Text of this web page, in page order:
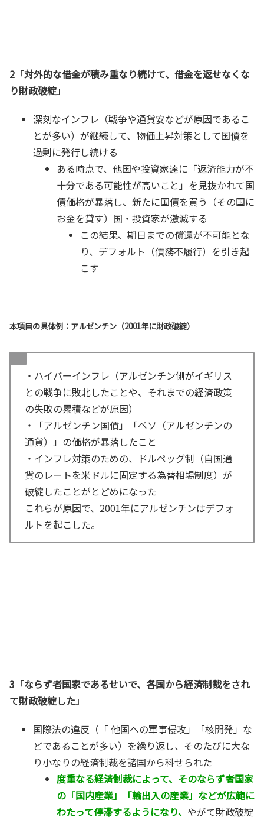
2「対外的な借金が積み重なり続けて、借金を返せなくな
り財政破綻」
深刻なインフレ（戦争や通貨安などが原因であるこ
とが多い）が継続して、物価上昇対策として国債を
過剰に発行し続ける
ある時点で、他国や投資家達に「返済能力が不
十分である可能性が高いこと」を見抜かれて国
債価格が暴落し、新たに国債を買う（その国に
お金を貸す）国・投資家が激減する
この結果、期日までの償還が不可能とな
り、デフォルト（債務不履行）を引き起
こす
本項目の具体例：アルゼンチン（2001年に財政破綻）
・ハイパーインフレ（アルゼンチン側がイギリス
との戦争に敗北したことや、それまでの経済政策
の失敗の累積などが原因）
・「アルゼンチン国債」「ペソ（アルゼンチンの
通貨）」の価格が暴落したこと
・インフレ対策のための、ドルペッグ制（自国通
貨のレートを米ドルに固定する為替相場制度）が
破綻したことがとどめになった
これらが原因で、2001年にアルゼンチンはデフォ
ルトを起こした。
3「ならず者国家であるせいで、各国から経済制裁をされ
て財政破綻した」
国際法の違反（「 他国への軍事侵攻」「核開発」な
どであることが多い）を繰り返し、そのたびに大な
り小なりの経済制裁を諸国から科せられた
度重なる経済制裁によって、そのならず者国家
の「国内産業」「輸出入の産業」などが広範に
わたって停滞するようになり、 やがて財政破綻